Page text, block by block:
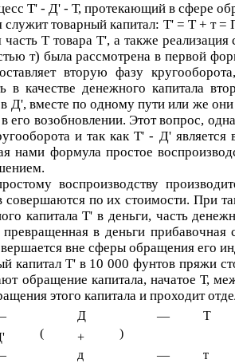
Т' - Д' - Т, протекающий в сфере
товарный капитал: Т' = Т + т =
часть Ттовара Т', а также реализация
т) была рассмотрена в первой
вторую фазу
в качестве денежного капитала
Д', вместе по одному пути или же
возобновлении. Этот вопрос,
и так какТ' - Д'является
нами формула простое
воспроизводству
по их стоимости. При
капиталаТ' в деньги, часть
в деньги
вне сферы обращения его
капитал Т'в 10 000 фунтов пряжи
обращение капитала, начатое Т,
этого капитала и проходит
(
Д
)
— Т
+
д — т